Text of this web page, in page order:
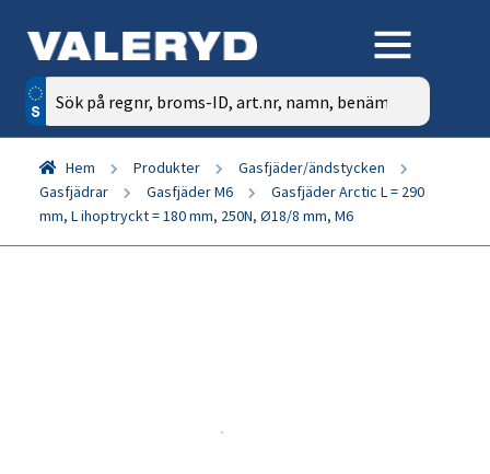
Sök
efter:
Hem Produkter
Gasfjäder/ändstycken
Gasfjädrar
Gasfjäder M6
Gasfjäder Arctic L = 290
mm, L ihoptryckt = 180 mm, 250N, Ø18/8 mm, M6